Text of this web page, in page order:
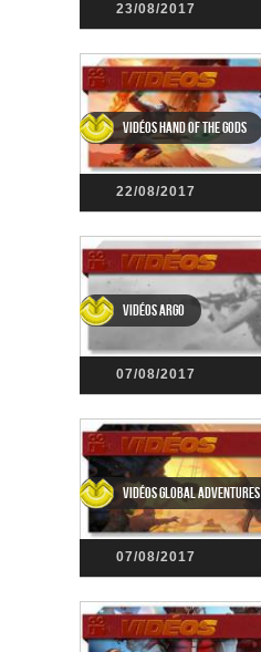
23/08/2017
Vidéos Hand of the Gods
22/08/2017
Vidéos Argo
07/08/2017
Vidéos Global Adventures
07/08/2017